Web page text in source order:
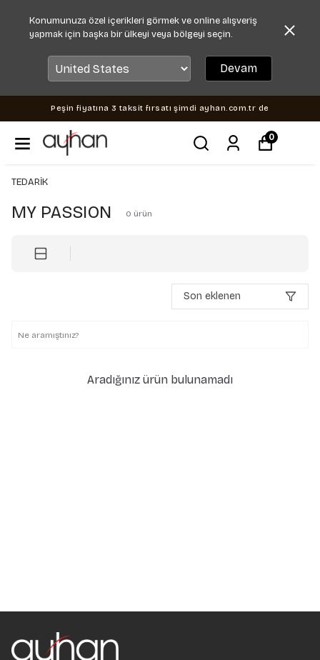
Konumunuza özel içerikleri görmek ve online alışveriş
yapmak için başka bir ülkeyi veya bölgeyi seçin.
Devam
Peşin fiyatına 3 taksit fırsatı şimdi ayhan.com.tr de
0
TEDARİK
MY PASSION 0 ürün
Son eklenen
Aradığınız ürün bulunamadı